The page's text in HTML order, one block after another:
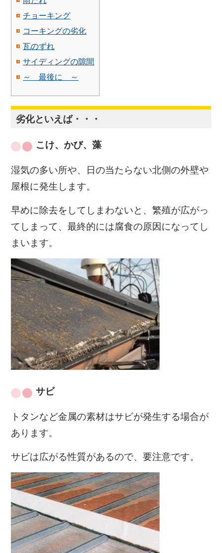
チョーキング
コーキングの劣化
瓦のずれ
サイディングの隙間
～ 最後に ～
劣化といえば・・・
こけ、かび、藻
湿気の多い所や、日の当たらない北側の外壁や
屋根に発生します。
早めに除去をしてしまわないと、繁殖が広がっ
てしまって、最終的には腐食の原因になってし
まいます。
サビ
トタンなど金属の素材はサビが発生する場合が
あります。
サビは広がる性質があるので、要注意です。